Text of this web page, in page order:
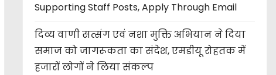
Supporting Staff Posts, Apply Through Email
दिव्य वाणी सत्संग एवं नशा मुक्ति अभियान ने दिया
समाज को जागरूकता का संदेश, एमडीयू रोहतक में
हजारों लोगों ने लिया संकल्प